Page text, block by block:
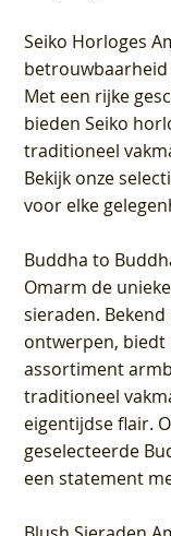
Seiko Horloges
betrouwbaarheid
Met een rijke
bieden Seiko
traditioneel
Bekijk onze
voor elke
Buddha to
Omarm de
sieraden.
ontwerpen, biedt
assortiment
traditioneel
eigentijdse flair.
geselecteerde
een statement